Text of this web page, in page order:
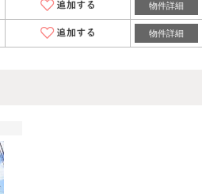
物件詳細
物件詳細